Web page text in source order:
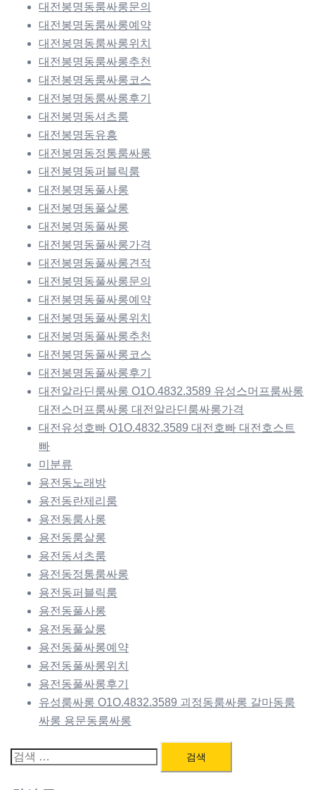
대전봉명동룸싸롱문의
대전봉명동룸싸롱예약
대전봉명동룸싸롱위치
대전봉명동룸싸롱추천
대전봉명동룸싸롱코스
대전봉명동룸싸롱후기
대전봉명동셔츠룸
대전봉명동유흥
대전봉명동정통룸싸롱
대전봉명동퍼블릭룸
대전봉명동풀사롱
대전봉명동풀살롱
대전봉명동풀싸롱
대전봉명동풀싸롱가격
대전봉명동풀싸롱견적
대전봉명동풀싸롱문의
대전봉명동풀싸롱예약
대전봉명동풀싸롱위치
대전봉명동풀싸롱추천
대전봉명동풀싸롱코스
대전봉명동풀싸롱후기
대전알라딘룸싸롱 O1O.4832.3589 유성스머프룸싸롱
대전스머프룸싸롱 대전알라딘룸싸롱가격
대전유성호빠 O1O.4832.3589 대전호빠 대전호스트
빠
미분류
용전동노래방
용전동란제리룸
용전동룸사롱
용전동룸살롱
용전동셔츠룸
용전동정통룸싸롱
용전동퍼블릭룸
용전동풀사롱
용전동풀살롱
용전동풀싸롱예약
용전동풀싸롱위치
용전동풀싸롱후기
유성룸싸롱 O1O.4832.3589 괴정동룸싸롱 갈마동룸
싸롱 용문동룸싸롱
검